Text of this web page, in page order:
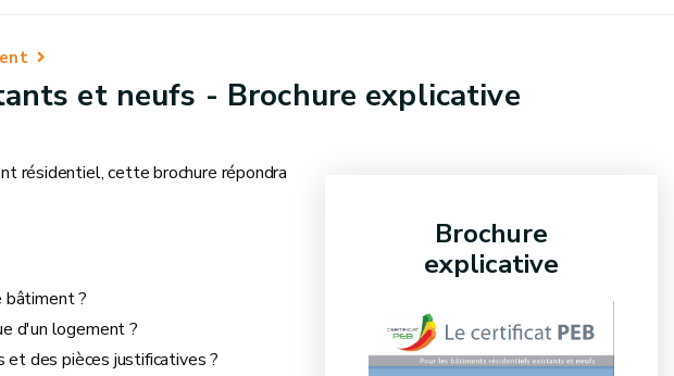
et neufs - Brochure explicative
résidentiel, cette brochure répondra
bâtiment ?
d'un logement ?
des pièces justificatives ?
Brochure
explicative